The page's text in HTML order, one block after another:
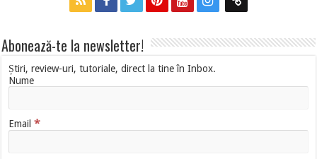
Abonează-te la newsletter!
Știri, review-uri, tutoriale, direct la tine în Inbox.
Nume
Email*